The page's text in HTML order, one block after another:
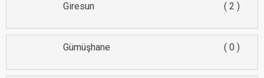
Giresun 2
Gümüşhane 0